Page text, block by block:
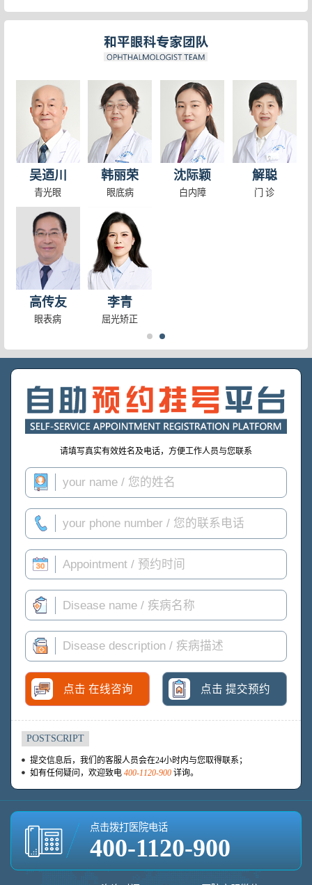
吴迺川
青光眼
韩丽荣
眼底病
沈际颖
白内障
解聪
门 诊
高传友
眼表病
李青
屈光矫正
请填写真实有效姓名及电话，方便工作人员与您联系
点击 在线咨询 点击 提交预约
POSTSCRIPT
提交信息后，我们的客服人员会在24小时内与您取得联系；
如有任何疑问，欢迎致电 400-1120-900 详询。
点击拨打医院电话
400-1120-900